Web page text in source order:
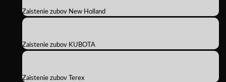
Zaistenie zubov New Holland
Zaistenie zubov KUBOTA
Zaistenie zubov Terex